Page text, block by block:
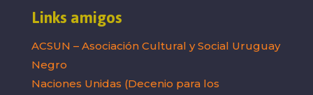
Links amigos
ACSUN – Asociación Cultural y Social Uruguay
Negro
Naciones Unidas (Decenio para los